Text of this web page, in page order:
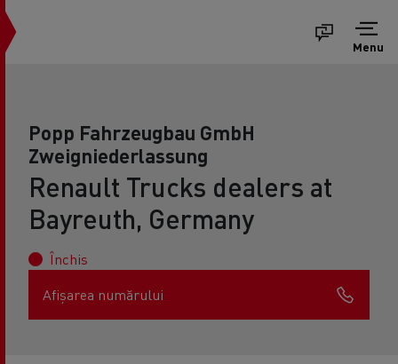
Menu
Popp Fahrzeugbau GmbH
Zweigniederlassung
Renault Trucks dealers at
Bayreuth, Germany
Închis
Afișarea numărului